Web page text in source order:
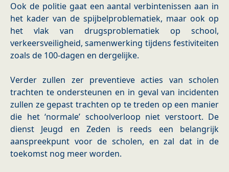
Ook de politie gaat een aantal verbintenissen aan in
het kader van de spijbelproblematiek, maar ook op
het vlak van drugsproblematiek op school,
verkeersveiligheid, samenwerking tijdens festiviteiten
zoals de 100-dagen en dergelijke.
Verder zullen zer preventieve acties van scholen
trachten te ondersteunen en in geval van incidenten
zullen ze gepast trachten op te treden op een manier
die het ‘normale’ schoolverloop niet verstoort. De
dienst Jeugd en Zeden is reeds een belangrijk
aanspreekpunt voor de scholen, en zal dat in de
toekomst nog meer worden.